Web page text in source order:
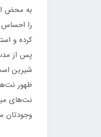
را احساس
کرده و
پس از
شیرین
ظهور
نت‌های
وجودتان